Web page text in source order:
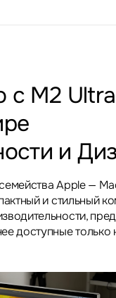
с M2
и
Apple —
и стильный
доступные только